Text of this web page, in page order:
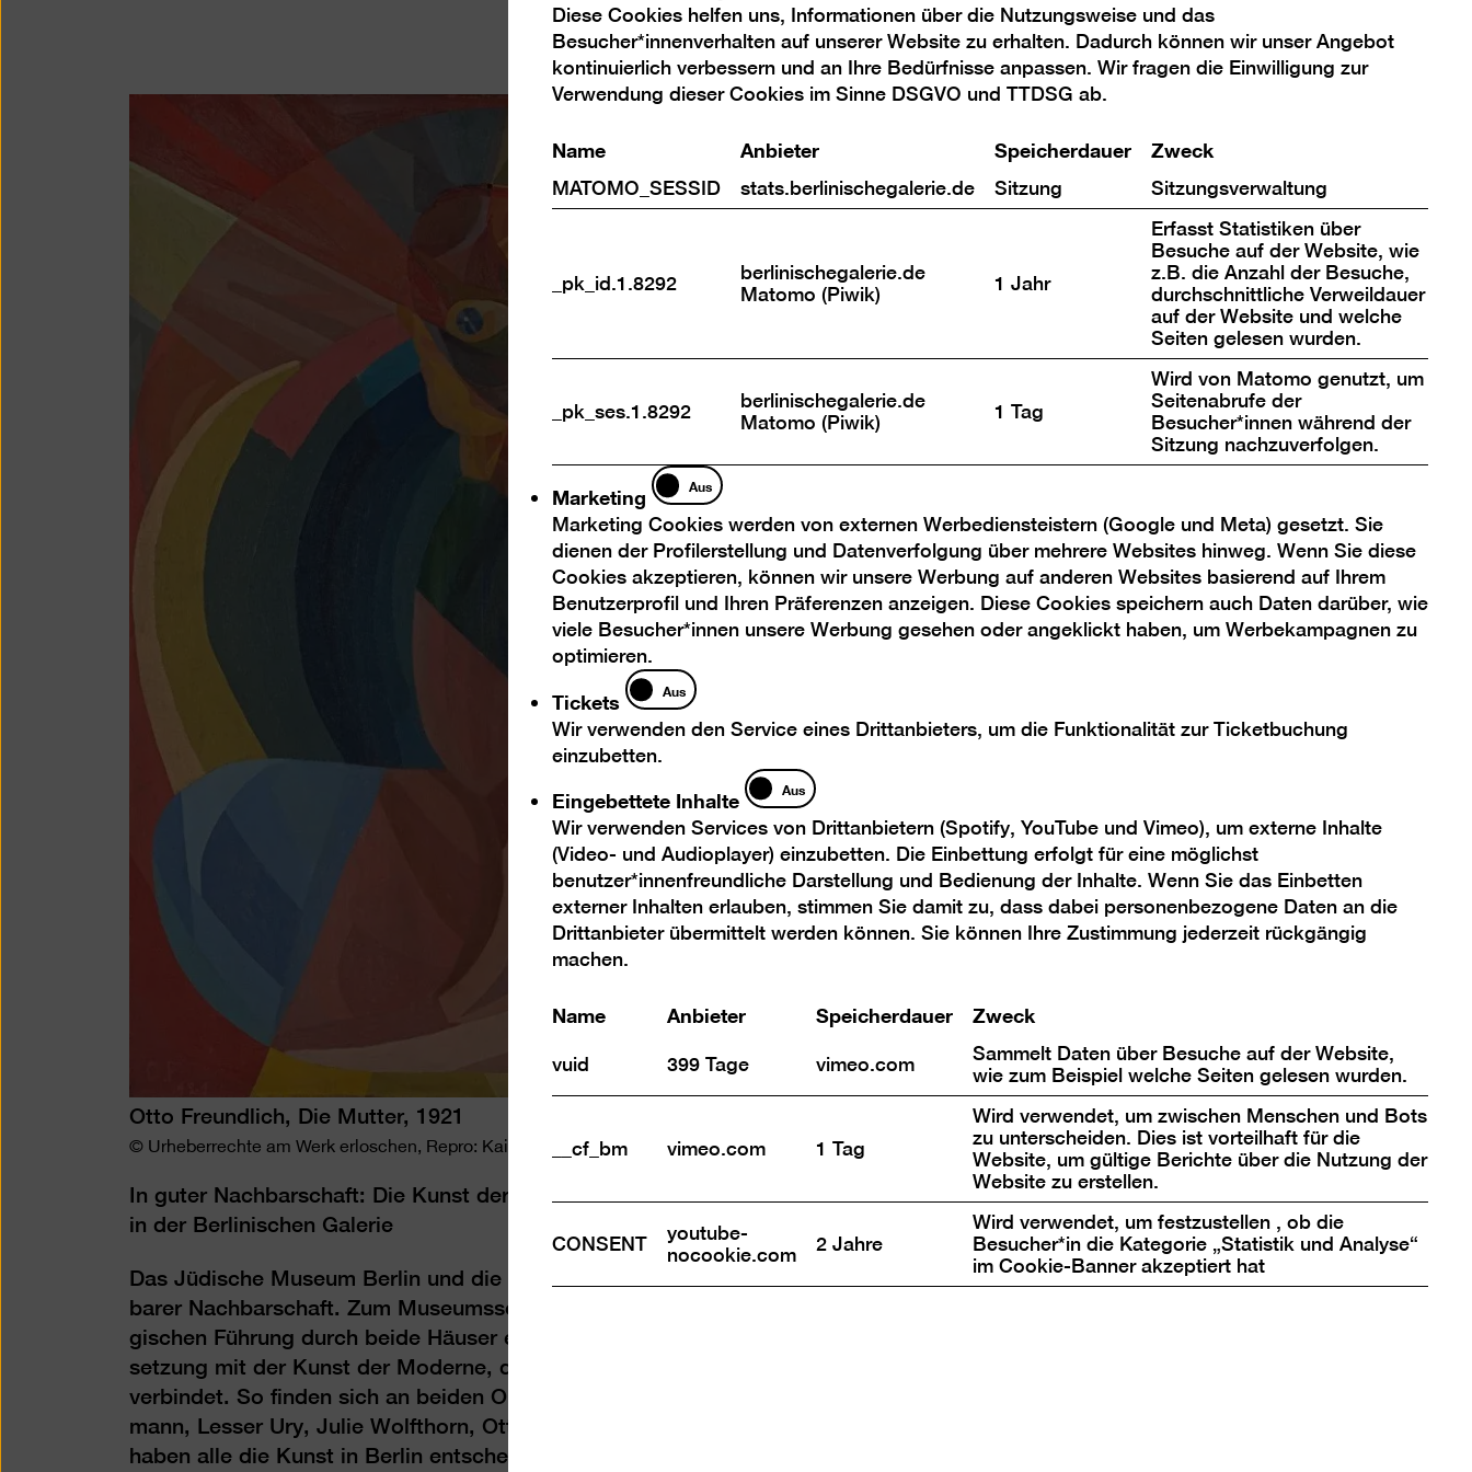
Otto Freundlich, Die Mutter, 1921
© Urheberrechte am Werk erloschen, Repro: Kai-Annett Becker
In guter Nachbarschaft: Die Kunst der Moderne im Jüdischen Museum Berlin und
in der Berlinischen Galerie
Das Jüdische Museum Berlin und die Berlinische Galerie befinden sich in unmittel­
barer Nach­barschaft. Zum Museums­sonntag laden sie gemein­sam zu einer dialo­
gischen Führung durch beide Häuser ein. Im Mittel­punkt steht die Aus­einander­
setzung mit der Kunst der Moderne, die beide Samm­lungen eng mitein­ander
verbin­det. So finden sich an beiden Orten Werke von beispiels­weise Max Lieber­
mann, Lesser Ury, Julie Wolfthorn, Otto Freund­lich oder Felix Nuss­baum. Sie
haben alle die Kunst in Berlin entschei­dend mitge­prägt und wurden unter den
Standort
Berlinische Galerie
10969 Berlin
Treffpunkt im Foyer des JMB
Jugendliche & Erwachsene
Die Teilnahme ist kostenfrei.
Anmeldung
rechtzeitiges Erscheinen, da die
Teilnehmer*innenzahl begrenzt ist.
Analyse
Cookies
Diese Cookies helfen uns, Informationen über die Nutzungsweise und das
Besucher*innenverhalten auf unserer Website zu erhalten. Dadurch können wir unser Angebot
kontinuierlich verbessern und an Ihre Bedürfnisse anpassen. Wir fragen die Einwilligung zur
Verwendung dieser Cookies im Sinne DSGVO und TTDSG ab.
Name Anbieter Speicherdauer Zweck
MATOMO_SESSID stats.berlinischegalerie.de Sitzung Sitzungsverwaltung
_pk_id.1.8292
berlinischegalerie.de
Matomo (Piwik)
1 Jahr
Erfasst Statistiken über
Besuche auf der Website, wie
z.B. die Anzahl der Besuche,
durchschnittliche Verweildauer
auf der Website und welche
Seiten gelesen wurden.
_pk_ses.1.8292
berlinischegalerie.de
Matomo (Piwik)
1 Tag
Wird von Matomo genutzt, um
Seitenabrufe der
Besucher*innen während der
Sitzung nachzuverfolgen.
Marketing
Marketing
Aus
Marketing Cookies werden von externen Werbediensteistern (Google und Meta) gesetzt. Sie
dienen der Profilerstellung und Datenverfolgung über mehrere Websites hinweg. Wenn Sie diese
Cookies akzeptieren, können wir unsere Werbung auf anderen Websites basierend auf Ihrem
Benutzerprofil und Ihren Präferenzen anzeigen. Diese Cookies speichern auch Daten darüber, wie
viele Besucher*innen unsere Werbung gesehen oder angeklickt haben, um Werbekampagnen zu
optimieren.
Tickets
Tickets
Aus
Wir verwenden den Service eines Drittanbieters, um die Funktionalität zur Ticketbuchung
einzubetten.
Eingebettete Inhalte
Eingebettete
Inhalte
Aus
Wir verwenden Services von Drittanbietern (Spotify, YouTube und Vimeo), um externe Inhalte
(Video- und Audioplayer) einzubetten. Die Einbettung erfolgt für eine möglichst
benutzer*innenfreundliche Darstellung und Bedienung der Inhalte. Wenn Sie das Einbetten
externer Inhalten erlauben, stimmen Sie damit zu, dass dabei personenbezogene Daten an die
Drittanbieter übermittelt werden können. Sie können Ihre Zustimmung jederzeit rückgängig
machen.
Name Anbieter Speicherdauer Zweck
vuid 399 Tage vimeo.com
Sammelt Daten über Besuche auf der Website,
wie zum Beispiel welche Seiten gelesen wurden.
__cf_bm vimeo.com 1 Tag
Wird verwendet, um zwischen Menschen und Bots
zu unterscheiden. Dies ist vorteilhaft für die
Website, um gültige Berichte über die Nutzung der
Website zu erstellen.
CONSENT
youtube-
nocookie.com
2 Jahre
Wird verwendet, um festzustellen , ob die
Besucher*in die Kategorie „Statistik und Analyse“
im Cookie-Banner akzeptiert hat